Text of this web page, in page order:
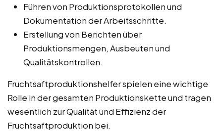
Führen von Produktionsprotokollen und
Dokumentation der Arbeitsschritte.
Erstellung von Berichten über
Produktionsmengen, Ausbeuten und
Qualitätskontrollen.
Fruchtsaftproduktionshelfer spielen eine wichtige
Rolle in der gesamten Produktionskette und tragen
wesentlich zur Qualität und Effizienz der
Fruchtsaftproduktion bei.